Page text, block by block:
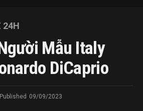
24H
Mẫu Italy
DiCaprio
Published 09/09/2023